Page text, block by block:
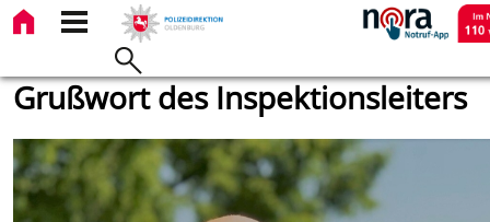
Grußwort des Inspektionsleiters